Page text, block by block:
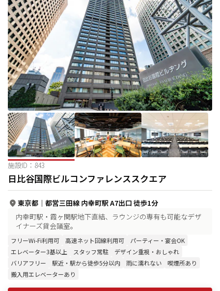
施設ID： 843
日比谷国際ビルコンファレンススクエア
東京都 ｜ 都営三田線 内幸町駅 A7出口 徒歩1分
内幸町駅・霞ヶ関駅地下直結、ラウンジの専有も可能なデザ
イナーズ貸会議室。
フリーWi-Fi利用可 高速ネット回線利用可
パーティー・宴会OK
エレベーター3基以上
スタッフ常駐
デザイン重視・おしゃれ
バリアフリー
駅近・駅から徒歩5分以内 雨に濡れない
喫煙所あり
搬入用エレベーターあり